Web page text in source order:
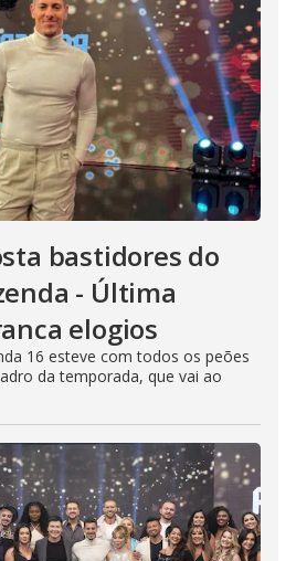
bastidores do
- Última
elogios
16 esteve com todos os peões
da temporada, que vai ao